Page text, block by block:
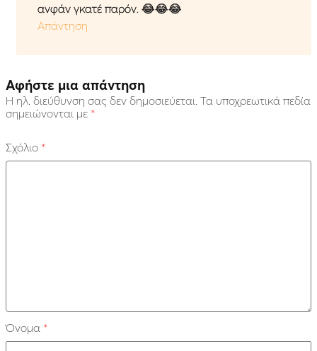
ανφάν γκατέ παρόν. 😂😂😂
Απάντηση
Αφήστε μια απάντηση
Η ηλ. διεύθυνση σας δεν δημοσιεύεται. Τα υποχρεωτικά πεδία
σημειώνονται με *
Σχόλιο *
Όνομα *